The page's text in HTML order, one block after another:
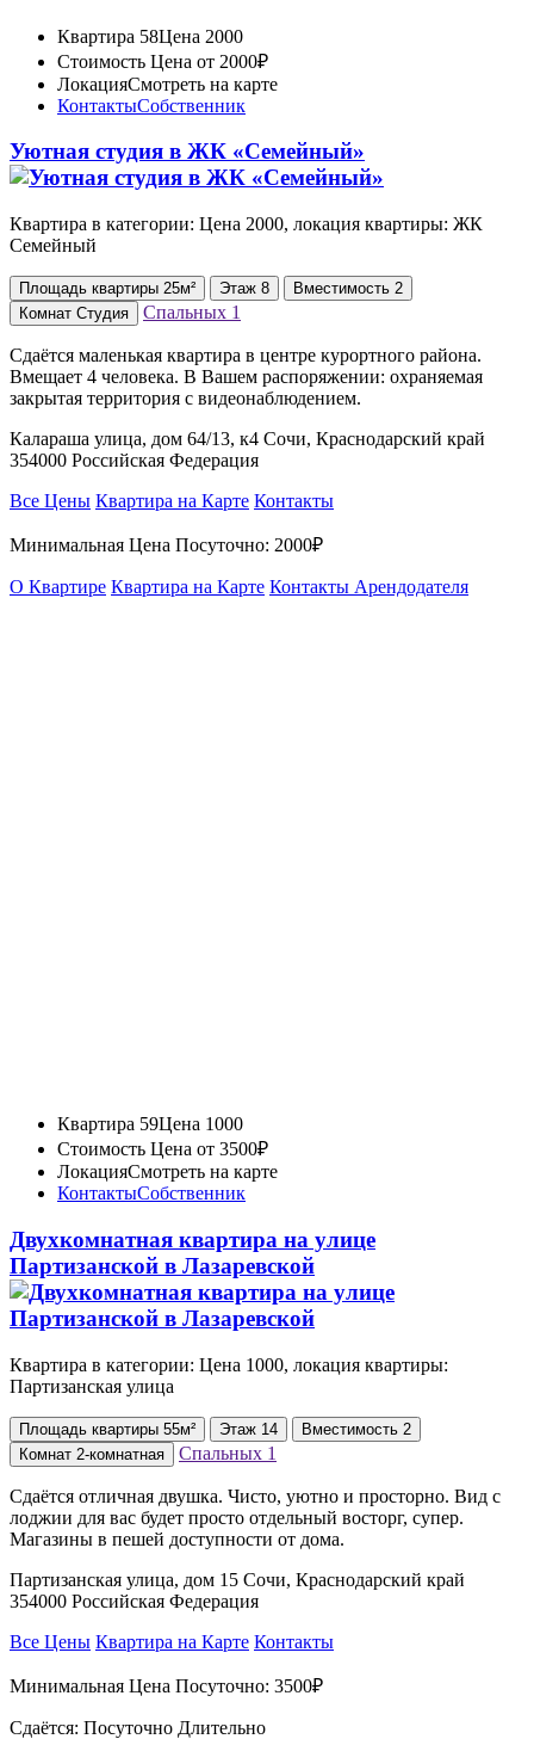
Квартира 58Цена 2000
Стоимость Цена от 2000₽
ЛокацияСмотреть на карте
КонтактыСобственник
Уютная студия в ЖК «Семейный»
Квартира в категории: Цена 2000, локация квартиры: ЖК
Семейный
Площадь квартиры 25м² Этаж 8 Вместимость 2
Комнат Студия Спальных 1
Сдаётся маленькая квартира в центре курортного района.
Вмещает 4 человека. В Вашем распоряжении: охраняемая
закрытая территория с видеонаблюдением.
Калараша улица, дом 64/13, к4 Сочи, Краснодарский край
354000 Российская Федерация
Все Цены Квартира на Карте Контакты
Минимальная Цена Посуточно: 2000₽
О Квартире Квартира на Карте Контакты Арендодателя
Квартира 59Цена 1000
Стоимость Цена от 3500₽
ЛокацияСмотреть на карте
КонтактыСобственник
Двухкомнатная квартира на улице
Партизанской в Лазаревской
Квартира в категории: Цена 1000, локация квартиры:
Партизанская улица
Площадь квартиры 55м² Этаж 14 Вместимость 2
Комнат 2-комнатная Спальных 1
Сдаётся отличная двушка. Чисто, уютно и просторно. Вид с
лоджии для вас будет просто отдельный восторг, супер.
Магазины в пешей доступности от дома.
Партизанская улица, дом 15 Сочи, Краснодарский край
354000 Российская Федерация
Все Цены Квартира на Карте Контакты
Минимальная Цена Посуточно: 3500₽
Сдаётся: Посуточно Длительно